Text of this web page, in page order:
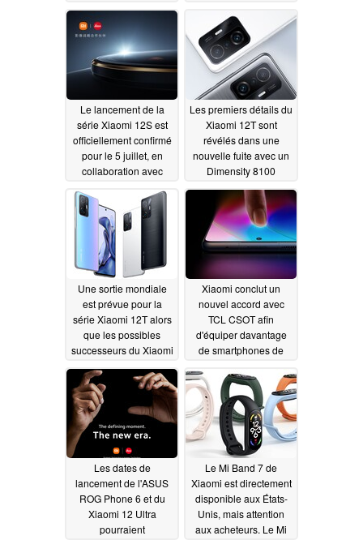
cher de la série Xiaomi
1206/29/2022
Le lancement de la
série Xiaomi 12S est
officiellement confirmé
pour le 5 juillet, en
collaboration avec
Les premiers détails du
Xiaomi 12T sont
révélés dans une
nouvelle fuite avec un
Dimensity 8100
les cartes06/28/2022
Une sortie mondiale
est prévue pour la
série Xiaomi 12T alors
que les possibles
successeurs du Xiaomi
Pro sont arrêtés par la
FCC
Xiaomi conclut un
nouvel accord avec
TCL CSOT afin
d'équiper davantage
de smartphones de
d'écrans LTPO
avancés06/26/2022
Les dates de
lancement de l'ASUS
ROG Phone 6 et du
Xiaomi 12 Ultra
pourraient
Le Mi Band 7 de
Xiaomi est directement
disponible aux États-
Unis, mais attention
aux acheteurs. Le Mi